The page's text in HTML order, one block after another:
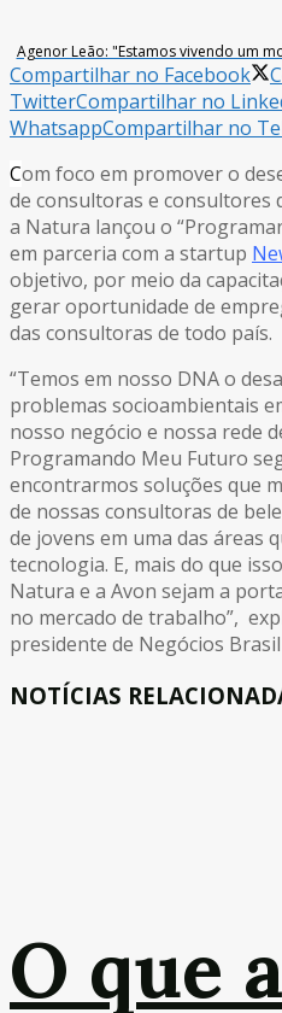
Agenor Leão: "Estamos vivendo um
Compartilhar no Facebook
TwitterCompartilhar no
WhatsappCompartilhar no
Com foco em promover o
de consultoras e consultores
a Natura lançou o
em parceria com a startup
objetivo, por meio da
gerar oportunidade de
das consultoras de todo país.
“Temos em nosso DNA o
problemas socioambientais
nosso negócio e nossa rede
Programando Meu Futuro
encontrarmos soluções que
de nossas consultoras de
de jovens em uma das áreas
tecnologia. E, mais do que
Natura e a Avon sejam a
no mercado de trabalho”,
presidente de Negócios
NOTÍCIAS
O que a